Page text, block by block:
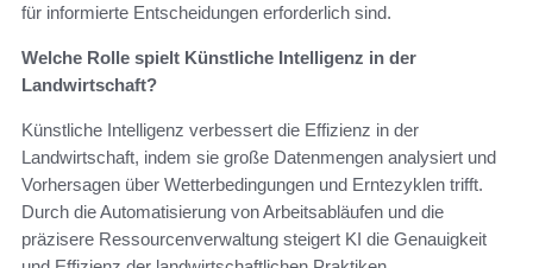
für informierte Entscheidungen erforderlich sind.
Welche Rolle spielt Künstliche Intelligenz in der
Landwirtschaft?
Künstliche Intelligenz verbessert die Effizienz in der
Landwirtschaft, indem sie große Datenmengen analysiert und
Vorhersagen über Wetterbedingungen und Erntezyklen trifft.
Durch die Automatisierung von Arbeitsabläufen und die
präzisere Ressourcenverwaltung steigert KI die Genauigkeit